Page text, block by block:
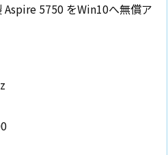
5750 をWin10へ無償ア